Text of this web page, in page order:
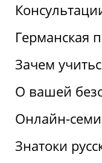
Германская
Зачем
О вашей
Онлайн-
Знатоки